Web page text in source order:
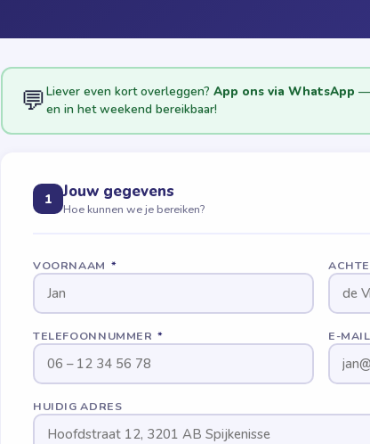
💬Liever even kort overleggen? App ons via WhatsApp —
en in het weekend bereikbaar!
1 Jouw gegevens
Hoe kunnen we je bereiken?
VOORNAAM *
TELEFOONNUMMER * E-
HUIDIG ADRES